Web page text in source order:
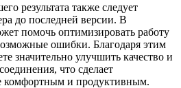
результата также следует
до последней версии. В
помочь оптимизировать работу
ошибки. Благодаря этим
значительно улучшить качество и
что сделает
комфортным и продуктивным.